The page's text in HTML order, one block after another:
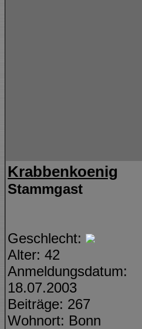
Krabbenkoenig
Stammgast
Geschlecht:
Alter: 42
Anmeldungsdatum:
18.07.2003
Beiträge: 267
Wohnort: Bonn